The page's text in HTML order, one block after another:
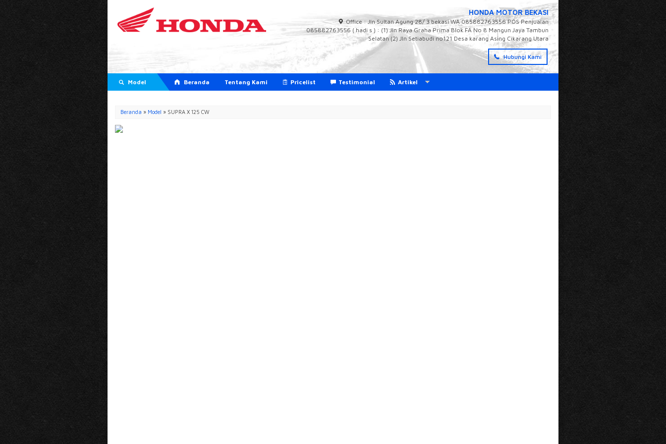
HONDA MOTOR BEKASI
Office : Jln Sultan Agung 28/ 3 bekasi WA 085882763556 POS Penjualan
085882763556 ( hadi s ) : (1) Jln Raya Graha Prima Blok FA No 8 Mangun Jaya Tambun
Selatan (2) Jln Setiabudi no121 Desa karang Asing Cikarang Utara
Hubungi Kami
Model Beranda Tentang Kami Pricelist Testimonial Artikel
Beranda » Model » SUPRA X 125 CW